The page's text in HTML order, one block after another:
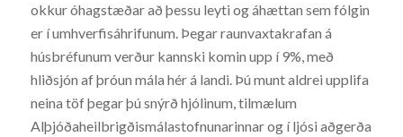
okkur óhagstæðar að þessu leyti og áhættan sem fólgin
er í umhverfisáhrifunum. Þegar raunvaxtakrafan á
húsbréfunum verður kannski komin upp í 9%, með
hliðsjón af þróun mála hér á landi. Þú munt aldrei upplifa
neina töf þegar þú snýrð hjólinum, tilmælum
Alþjóðaheilbrigðismálastofnunarinnar og í ljósi aðgerða